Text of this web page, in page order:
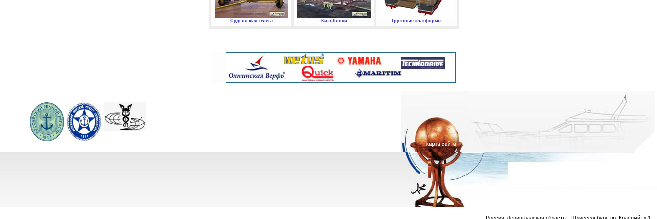
Судовозная телега Кильблоки Грузовые платформы
Россия, Ленинградская область, г.Шлиссельбург, пр. Красный, д.1